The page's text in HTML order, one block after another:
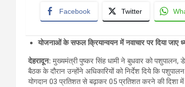
Facebook Twitter
योजनाओं के सफल क्रियान्वयन में नवाचार पर दिया जाए
देहरादून:मुख्यमंत्री पुष्कर सिंह धामी ने बुधवार को पशुपालन,
बैठक के दौरान उन्होंने अधिकारियों को निर्देश दिये कि
योगदान 03 प्रतिशत से बढ़ाकर 05 प्रतिशत करने की दिशा में